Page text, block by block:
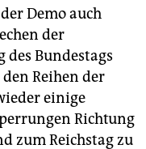
Euro erwartet. Es
(rtr/dpa/taz)
Demo auch
der
Bundestags
Reihen der
einige
Richtung
zum Reichstag zu